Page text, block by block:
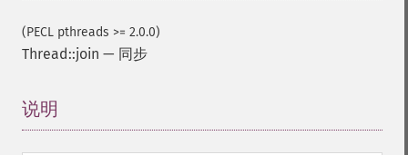
(PECL pthreads >= 2.0.0)
Thread::join — 同步
说明